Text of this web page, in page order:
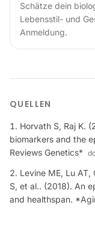
Schätze dein
Lebensstil- und
Anmeldung.
QUELLEN
Horvath S, Raj K.
biomarkers and the
Reviews Genetics*
Levine ME, Lu AT,
S, et al.. (2018). An
and healthspan.